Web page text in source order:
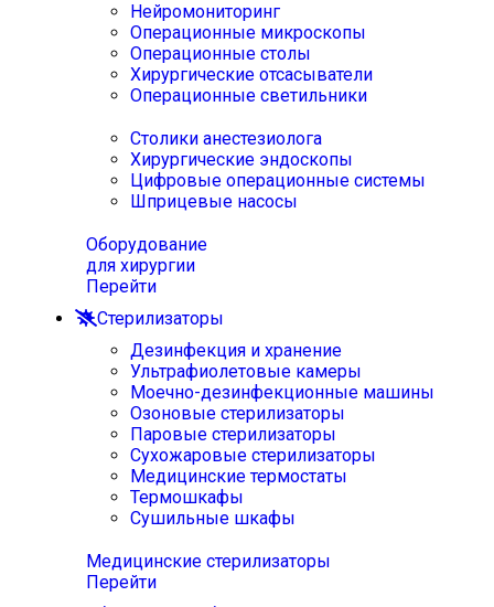
Нейромониторинг
Операционные микроскопы
Операционные столы
Хирургические отсасыватели
Операционные светильники
Столики анестезиолога
Хирургические эндоскопы
Цифровые операционные системы
Шприцевые насосы
Оборудование
для хирургии
Перейти
Стерилизаторы
Дезинфекция и хранение
Ультрафиолетовые камеры
Моечно-дезинфекционные машины
Озоновые стерилизаторы
Паровые стерилизаторы
Сухожаровые стерилизаторы
Медицинские термостаты
Термошкафы
Сушильные шкафы
Медицинские стерилизаторы
Перейти